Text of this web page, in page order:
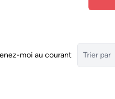
moi au courant Trier par